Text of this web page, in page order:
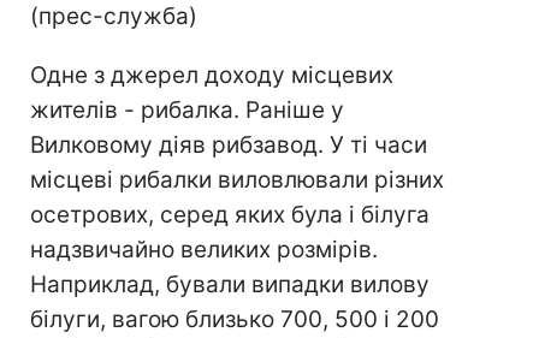
(прес-служба)
Одне з джерел доходу місцевих
жителів - рибалка. Раніше у
Вилковому діяв рибзавод. У ті часи
місцеві рибалки виловлювали різних
осетрових, серед яких була і білуга
надзвичайно великих розмірів.
Наприклад, бували випадки вилову
білуги, вагою близько 700, 500 і 200